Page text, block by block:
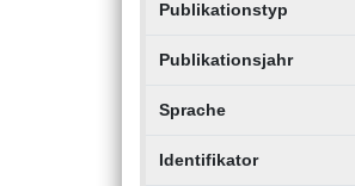
Publikationstyp
Publikationsjahr
Sprache
Identifikator